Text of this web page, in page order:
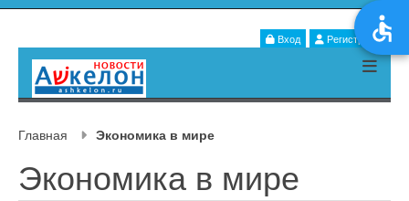
Вход Регистрация
Главная Экономика в мире
Экономика в мире